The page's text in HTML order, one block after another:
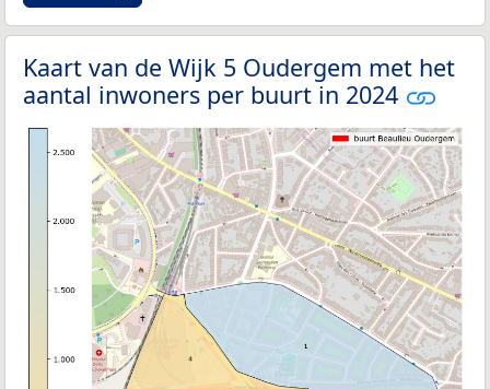
Kaart van de Wijk 5 Oudergem met het
aantal inwoners per buurt in 2024